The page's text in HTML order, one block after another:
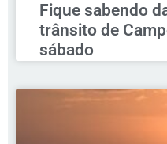
Fique sabendo
trânsito de
sábado